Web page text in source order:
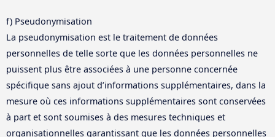
f) Pseudonymisation
La pseudonymisation est le traitement de données
personnelles de telle sorte que les données personnelles ne
puissent plus être associées à une personne concernée
spécifique sans ajout d’informations supplémentaires, dans la
mesure où ces informations supplémentaires sont conservées
à part et sont soumises à des mesures techniques et
organisationnelles garantissant que les données personnelles